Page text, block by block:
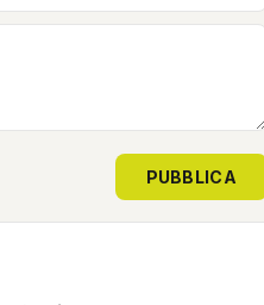
PUBBLICA